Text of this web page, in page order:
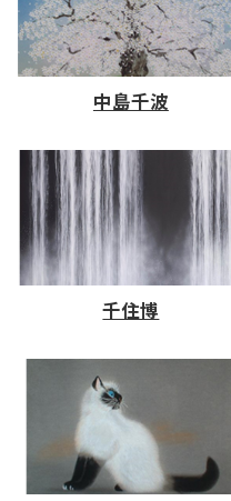
中島千波
千住博